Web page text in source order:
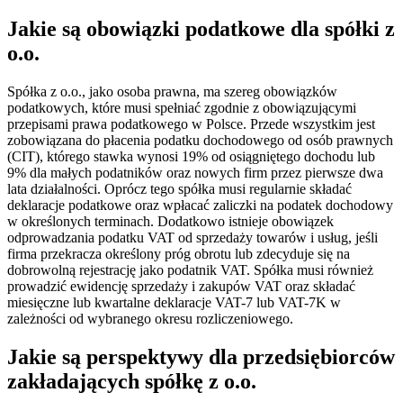
Jakie są obowiązki podatkowe dla spółki z
o.o.
Spółka z o.o., jako osoba prawna, ma szereg obowiązków
podatkowych, które musi spełniać zgodnie z obowiązującymi
przepisami prawa podatkowego w Polsce. Przede wszystkim jest
zobowiązana do płacenia podatku dochodowego od osób prawnych
(CIT), którego stawka wynosi 19% od osiągniętego dochodu lub
9% dla małych podatników oraz nowych firm przez pierwsze dwa
lata działalności. Oprócz tego spółka musi regularnie składać
deklaracje podatkowe oraz wpłacać zaliczki na podatek dochodowy
w określonych terminach. Dodatkowo istnieje obowiązek
odprowadzania podatku VAT od sprzedaży towarów i usług, jeśli
firma przekracza określony próg obrotu lub zdecyduje się na
dobrowolną rejestrację jako podatnik VAT. Spółka musi również
prowadzić ewidencję sprzedaży i zakupów VAT oraz składać
miesięczne lub kwartalne deklaracje VAT-7 lub VAT-7K w
zależności od wybranego okresu rozliczeniowego.
Jakie są perspektywy dla przedsiębiorców
zakładających spółkę z o.o.